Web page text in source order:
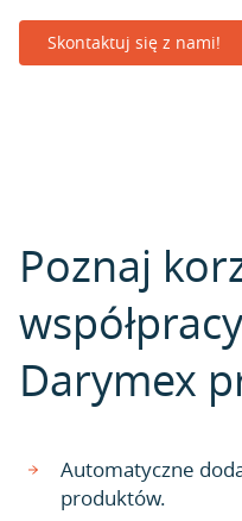
Skontaktuj się z nami!
Poznaj
Darymex
Automatyczne
produktów.